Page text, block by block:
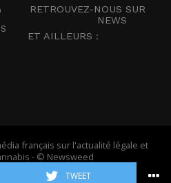
TWEET
RETROUVEZ-NOUS SUR
NEWS
ET AILLEURS :
français sur l'actualité légale et
- © Newsweed